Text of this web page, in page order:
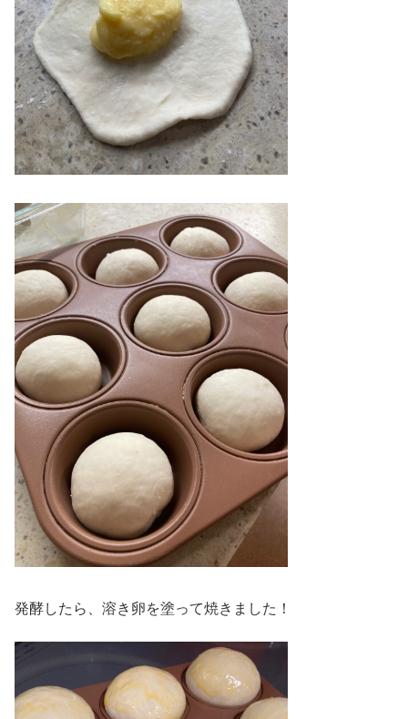
発酵したら、溶き卵を塗って焼きました！